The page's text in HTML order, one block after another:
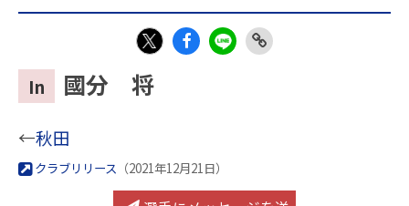
X
In 國分 将
←秋田
クラブリリース （2021年12月21日）